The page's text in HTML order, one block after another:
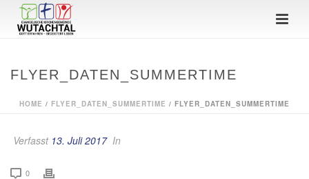
FLYER_DATEN_SUMMERTIME
HOME / FLYER_DATEN_SUMMERTIME / FLYER_DATEN_SUMMERTIME
Verfasst 13. Juli 2017 In
0